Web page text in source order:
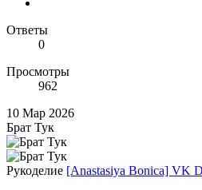
Ответы
0
Просмотры
962
10 Мар 2026
Брат Тук
Рукоделие [Anastasiya Bonica] VK